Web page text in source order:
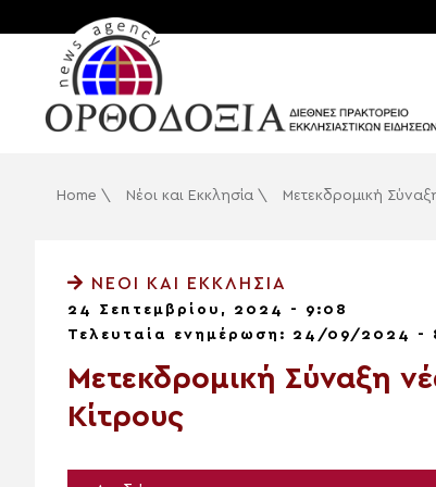
Home \ Νέοι και Εκκλησία \ Μετεκδρομική
ΝΈΟΙ ΚΑΙ ΕΚΚΛΗΣΊΑ
24 Σεπτεμβρίου, 2024 - 9:08
Τελευταία ενημέρωση: 24/09/2024 -
Μετεκδρομική Σύναξη
Κίτρους